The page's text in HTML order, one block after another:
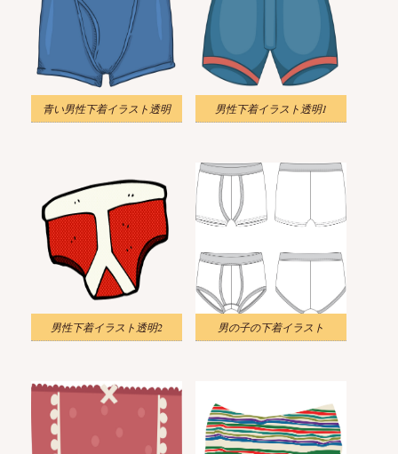
青い男性下着イラスト透明 男性下着イラスト透明1
男性下着イラスト透明2 男の子の下着イラスト